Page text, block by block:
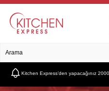
Kitchen Express’den yapacağınız